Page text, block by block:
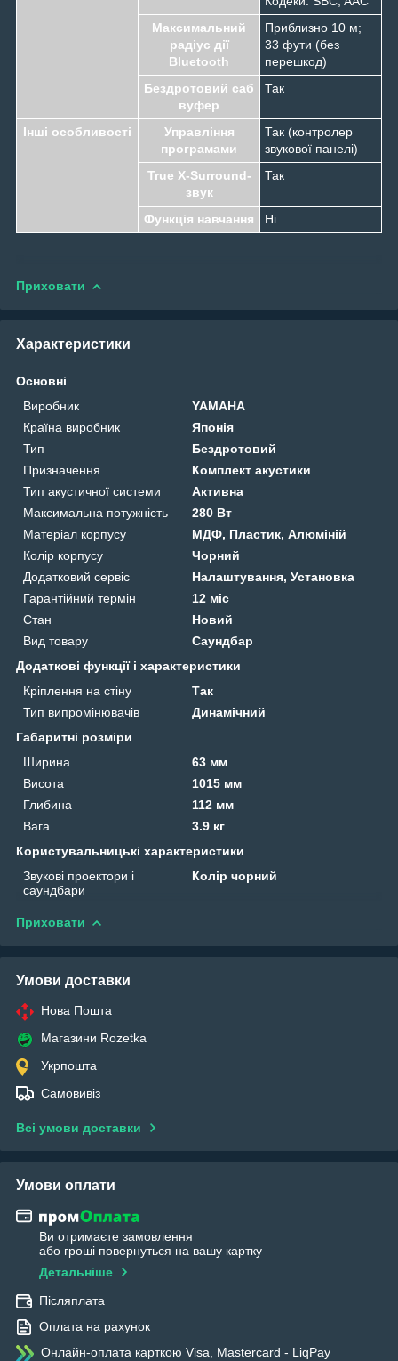
Максимальний
радіус дії
Bluetooth
Приблизно 10 м;
33 фути (без
перешкод)
Бездротовий саб
вуфер
Так
Інші особливості
Управління
програмами
Так (контролер
звукової панелі)
True X-Surround-
звук
Так
Функція навчання Ні
Приховати
Характеристики
Основні
Виробник
YAMAHA
Країна виробник
Японія
Тип
Бездротовий
Призначення
Комплект акустики
Тип акустичної системи
Активна
Максимальна потужність
280 Вт
Матеріал корпусу
МДФ, Пластик, Алюміній
Колір корпусу
Чорний
Додатковий сервіс
Налаштування, Установка
Гарантійний термін
12 міс
Стан
Новий
Вид товару
Саундбар
Додаткові функції і характеристики
Кріплення на стіну
Так
Тип випромінювачів
Динамічний
Габаритні розміри
Ширина
63 мм
Висота
1015 мм
Глибина
112 мм
Вага
3.9 кг
Користувальницькі характеристики
Звукові проектори і
саундбари
Колір чорний
Приховати
Умови доставки
Нова Пошта
Магазини Rozetka
Укрпошта
Самовивіз
Всі умови доставки
Умови оплати
Ви отримаєте замовлення
або гроші повернуться на вашу картку
Детальніше
Післяплата
Оплата на рахунок
Онлайн-оплата карткою Visa, Mastercard - LiqPay